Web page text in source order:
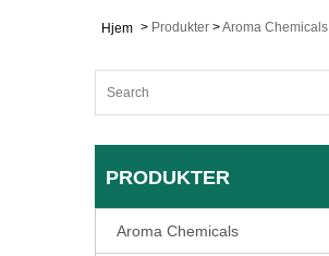
Hjem > Produkter >Aroma Chemicals
PRODUKTER
Aroma Chemicals